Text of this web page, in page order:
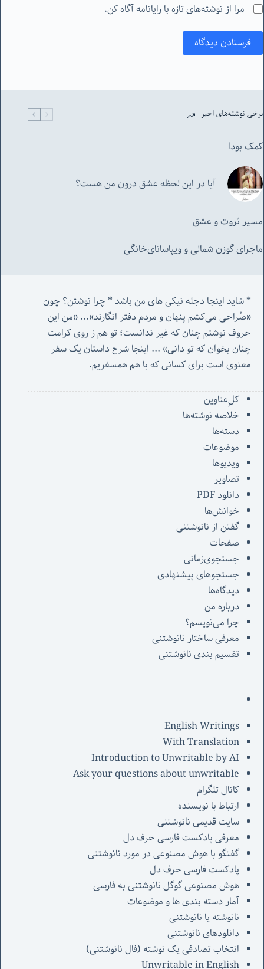
مرا از نوشته‌های تازه با رایانامه آگاه کن.
فرستادن دیدگاه
برخی نوشته‌های اخیر
کمک بودا
آیا در این لحظه عشق درون من هست؟
مسیر ثروت و عشق
ماجرای گوزن شمالی و‌ ویپاسانای‌خانگی
«صُراحی می‌کشم پنهان‌ و مردم‌ دفتر انگارند»... «
چنان بخوان که تو دانی» ...
معنوی است برای کسانی که با هم همسفریم.
کل‌ِعناوین
خلاصه نوشته‌ها
دسته‌ها
موضوعات
ویدیوها
تصاویر
دانلود PDF
خوانش‌ها
گفتن از نانوشتنی
صفحات
جستجوی‌زمانی
جستجوهای پیشنهادی
دیدگاه‌ها
درباره من
چرا می‌نویسم؟
معرفی‌ ساختار نانوشتنی
تقسیم بندی نانوشتنی
English Writings
With Translation
Introduction to Unwritable by AI
Ask your questions about unwritable
کانال تلگرام
ارتباط با نویسنده
سایت قدیمی نانوشتنی
معرفی پادکست فارسی حرف دل
گفتگو با هوش مصنوعی در مورد نانوشتنی
پادکست فارسی حرف دل
هوش مصنوعی گوگل نانوشتنی به فارسی
آمار دسته بندی ها و موضوعات
نانوشته یا نانوشتنی
دانلودهای نانوشتنی
انتخاب تصادفی یک نوشته (فال نانوشتنی)
Unwritable in English